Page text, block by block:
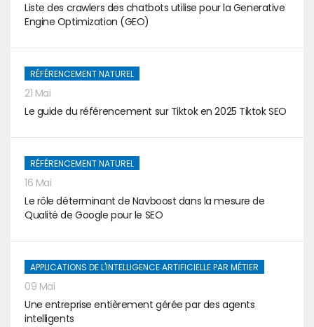
Liste des crawlers des chatbots utilise pour la Generative
Engine Optimization (GEO)
RÉFÉRENCEMENT NATUREL
21 Mai
Le guide du référencement sur Tiktok en 2025 Tiktok SEO
RÉFÉRENCEMENT NATUREL
16 Mai
Le rôle déterminant de Navboost dans la mesure de
Qualité de Google pour le SEO
APPLICATIONS DE L'INTELLIGENCE ARTIFICIELLE PAR MÉTIER
09 Mai
Une entreprise entièrement gérée par des agents
intelligents